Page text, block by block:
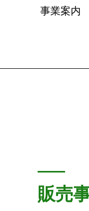
事業案内
販売